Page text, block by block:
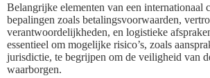
Belangrijke elementen van een internationaal
bepalingen zoals betalingsvoorwaarden,
verantwoordelijkheden, en logistieke
essentieel om mogelijke risico’s, zoals
jurisdictie, te begrijpen om de veiligheid van
waarborgen.